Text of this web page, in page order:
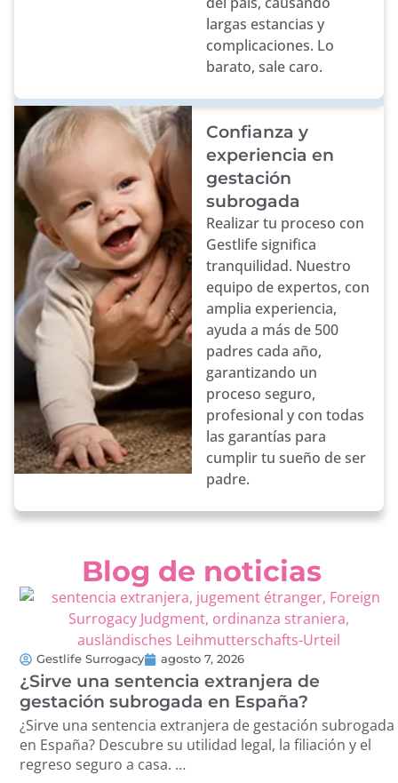
largas estancias y
complicaciones. Lo
barato, sale caro.
Confianza y
experiencia en
gestación
subrogada
Realizar tu proceso con
Gestlife significa
tranquilidad. Nuestro
equipo de expertos, con
amplia experiencia,
ayuda a más de 500
padres cada año,
garantizando un
proceso seguro,
profesional y con todas
las garantías para
cumplir tu sueño de ser
padre.
Blog de noticias
Gestlife Surrogacy agosto 7, 2026
¿Sirve una sentencia extranjera de
gestación subrogada en España?
¿Sirve una sentencia extranjera de gestación subrogada
en España? Descubre su utilidad legal, la filiación y el
regreso seguro a casa. …